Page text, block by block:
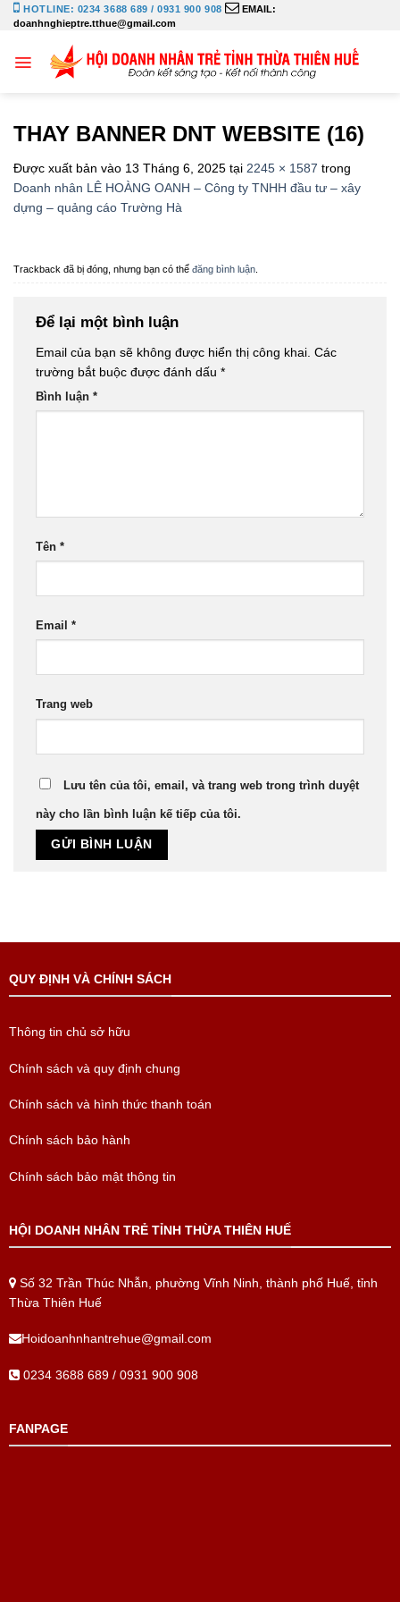
Bỏ
qua
dung
HOTLINE: 0234 3688 689 / 0931 900 908
EMAIL:
doanhnghieptre.tthue@gmail.com
THAY BANNER DNT WEBSITE (16)
Được xuất bản vào 13 Tháng 6, 2025 tại 2245 × 1587 trong
Doanh nhân LÊ HOÀNG OANH – Công ty TNHH đầu tư – xây
dựng – quảng cáo Trường Hà
Trackback đã bị đóng, nhưng bạn có thể đăng bình luận
Để lại một bình luận
Email của bạn sẽ không được hiển thị công khai. Các
trường bắt buộc được đánh dấu *
Bình luận *
Tên *
Email *
Trang web
Lưu tên của tôi, email, và trang web trong trình duyệt
này cho lần bình luận kế tiếp của tôi.
QUY ĐỊNH VÀ CHÍNH SÁCH
Thông tin chủ sở hữu
Chính sách và quy định chung
Chính sách và hình thức thanh toán
Chính sách bảo hành
Chính sách bảo mật thông tin
HỘI DOANH NHÂN TRẺ TỈNH THỪA THIÊN HUẾ
Số 32 Trần Thúc Nhẫn, phường Vĩnh Ninh, thành phố Huế, tỉnh
Thừa Thiên Huế
Hoidoanhnhantrehue@gmail.com
0234 3688 689 / 0931 900 908
FANPAGE